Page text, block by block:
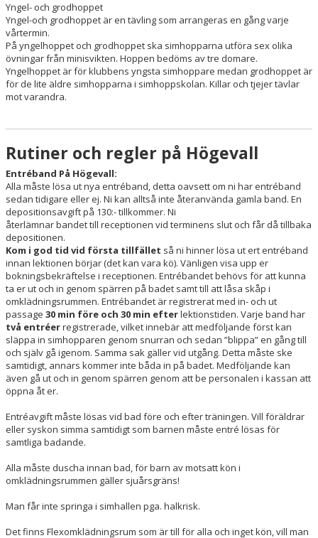
Yngel- och grodhoppet
Yngel-och grodhoppet är en tävling som arrangeras en gång varje
vårtermin.
På yngelhoppet och grodhoppet ska simhopparna utföra sex olika
övningar från minisvikten. Hoppen bedöms av tre domare.
Yngelhoppet är för klubbens yngsta simhoppare medan grodhoppet är
för de lite äldre simhopparna i simhoppskolan. Killar och tjejer tävlar
mot varandra.
Rutiner och regler på Högevall
Entréband På Högevall:
Alla måste lösa ut nya entréband, detta oavsett om ni har entréband
sedan tidigare eller ej. Ni kan alltså inte återanvända gamla band. En
depositionsavgift på 130:- tillkommer. Ni
återlämnar bandet till receptionen vid terminens slut och får då tillbaka
depositionen.
Kom i god tid vid första tillfället så ni hinner lösa ut ert entréband
innan lektionen börjar (det kan vara kö). Vänligen visa upp er
bokningsbekräftelse i receptionen. Entrébandet behövs för att kunna
ta er ut och in genom spärren på badet samt till att låsa skåp i
omklädningsrummen. Entrébandet är registrerat med in- och ut
passage 30 min före och 30 min efterlektionstiden. Varje band har
två entréerregistrerade, vilket innebär att medföljande först kan
släppa in simhopparen genom snurran och sedan ”blippa” en gång till
och själv gå igenom. Samma sak gäller vid utgång. Detta måste ske
samtidigt, annars kommer inte båda in på badet. Medföljande kan
även gå ut och in genom spärren genom att be personalen i kassan att
öppna åt er.
Entréavgift måste lösas vid bad före och efter träningen. Vill föräldrar
eller syskon simma samtidigt som barnen måste entré lösas för
samtliga badande.
Alla måste duscha innan bad, för barn av motsatt kön i
omklädningsrummen gäller sjuårsgräns!
Man får inte springa i simhallen pga. halkrisk.
Det finns Flexomklädningsrum som är till för alla och inget kön, vill man